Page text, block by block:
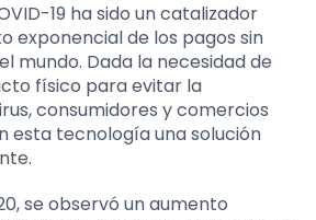
19 ha sido un catalizador
exponencial de los pagos sin
mundo. Dada la necesidad de
físico para evitar la
consumidores y comercios
esta tecnología una solución
se observó un aumento